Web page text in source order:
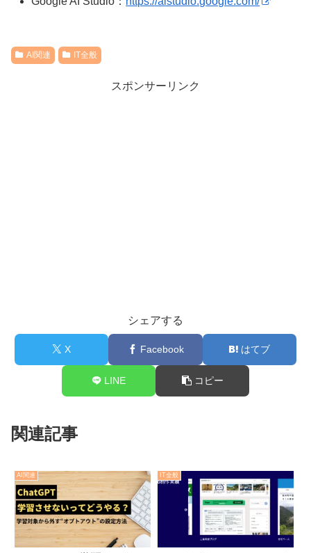
AI関連 IT全般
スポンサーリンク
シェアする
X Facebook はてブ
LINE コピー
関連記事
AI関連 IT全般